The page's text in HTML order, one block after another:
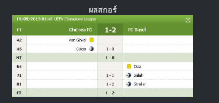
ผลสกอร์